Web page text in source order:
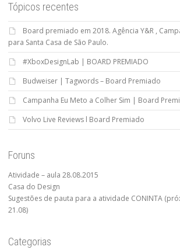
Tópicos recentes
Board premiado em 2018. Agência Y&R ,
para Santa Casa de São Paulo.
#XboxDesignLab | BOARD PREMIADO
Budweiser | Tagwords – Board Premiado
Campanha Eu Meto a Colher Sim | Board
Volvo Live Reviews l Board Premiado
Foruns
Atividade – aula 28.08.2015
Casa do Design
Sugestões de pauta para a atividade CONINTA
21.08)
Categorias